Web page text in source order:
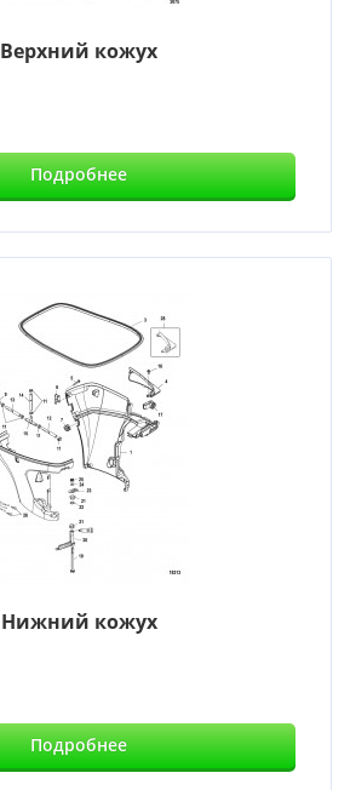
Верхний кожух
Подробнее
Нижний кожух
Подробнее